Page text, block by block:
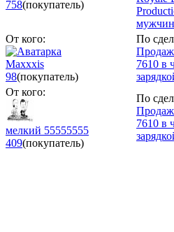
758(покупатель)
мужчин
От кого:
Maxxxis
98(покупатель)
По
7610 в
От кого:
мелкий 55555555
409(покупатель)
По
7610 в